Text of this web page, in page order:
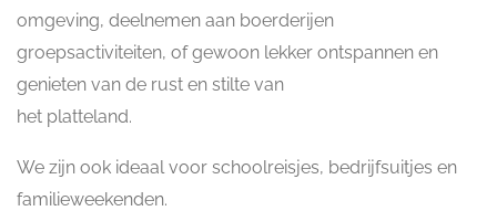
omgeving, deelnemen aan boerderijen
groepsactiviteiten, of gewoon lekker ontspannen en
genieten van de rust en stilte van
het platteland.
We zijn ook ideaal voor schoolreisjes, bedrijfsuitjes en
familieweekenden.